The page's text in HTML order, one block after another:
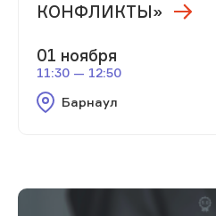
КОНФЛИКТЫ»
01 ноября
11:30 — 12:50
Барнаул